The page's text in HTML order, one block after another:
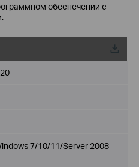
обеспечении с
7/10/11/Server 2008